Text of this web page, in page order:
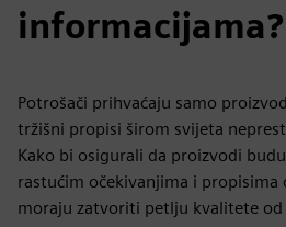
informacijama?
Potrošači prihvaćaju samo
tržišni propisi širom svijeta
Kako bi osigurali da proizvodi
rastućim očekivanjima i
moraju zatvoriti petlju kvalitete od